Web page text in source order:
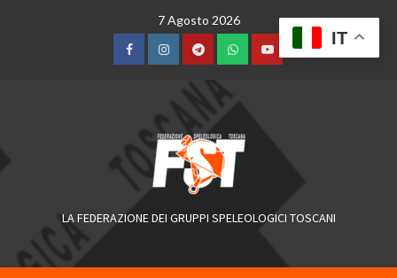
7 Agosto 2026
FacebookInstagramTelegramWhatsAppYouTube
LA FEDERAZIONE DEI GRUPPI SPELEOLOGICI TOSCANI
IT